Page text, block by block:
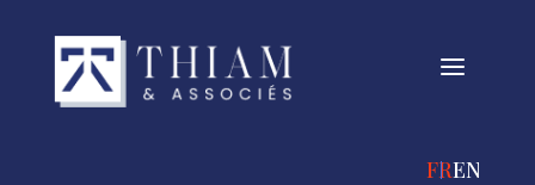
a
FRANÇAIS